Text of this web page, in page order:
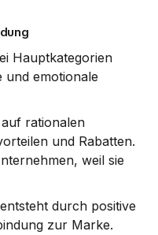
Hauptkategorien
und emotionale
rationalen
und Rabatten.
weil sie
durch positive
zur Marke.